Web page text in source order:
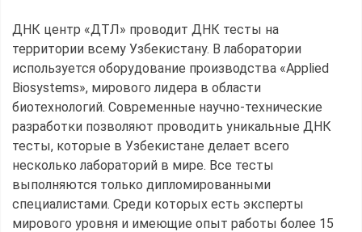
ДНК центр «ДТЛ» проводит ДНК тесты на
территории всему Узбекистану. В лаборатории
используется оборудование производства «Applied
Biosystems», мирового лидера в области
биотехнологий. Современные научно-технические
разработки позволяют проводить уникальные ДНК
тесты, которые в Узбекистане делает всего
несколько лабораторий в мире. Все тесты
выполняются только дипломированными
специалистами. Среди которых есть эксперты
мирового уровня и имеющие опыт работы более 15